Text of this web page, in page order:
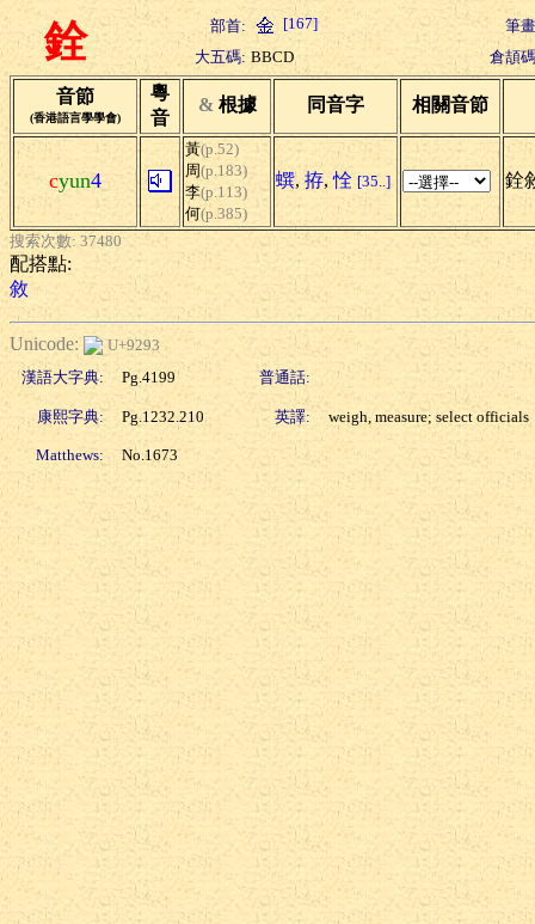
銓 部首: [167]
筆
大五碼: BBCD 倉頡
音節
(香港語言學學會)
粵
音
& 根據 同音字 相關音節
cyun4
黃(p.52)
周(p.183)
李(p.113)
何(p.385)
蟤, 拵,恮 [35..] 銓
搜索次數: 37480
配搭點:
敘
Unicode:
U+9293
漢語大字典:
Pg.4199 普通話:
康熙字典: Pg.1232.210 英譯: weigh, measure; select officials
Matthews: No.1673